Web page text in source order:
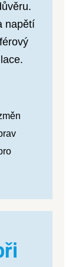
napětí